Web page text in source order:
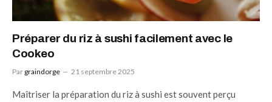
Préparer du riz à sushi facilement avec le
Cookeo
Par graindorge 21 septembre 2025
Maîtriser la préparation du riz à sushi est souvent perçu